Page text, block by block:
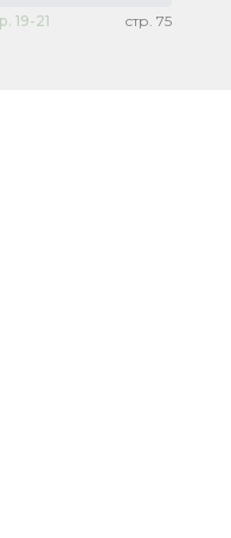
19-21 стр. 75